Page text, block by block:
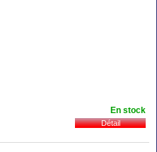
En stock